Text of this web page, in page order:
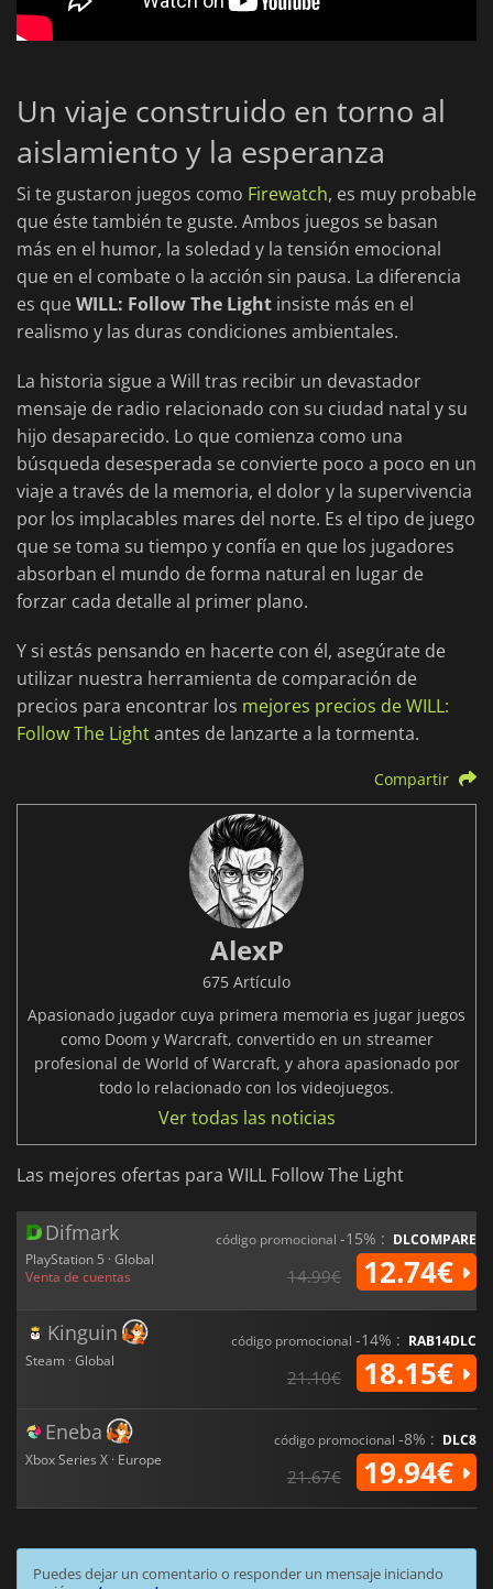
Un viaje construido en torno al
aislamiento y la esperanza
Si te gustaron juegos como Firewatch, es muy probable
que éste también te guste. Ambos juegos se basan
más en el humor, la soledad y la tensión emocional
que en el combate o la acción sin pausa. La diferencia
es queWILL: Follow The Light insiste más en el
realismo y las duras condiciones ambientales.
La historia sigue a Will tras recibir un devastador
mensaje de radio relacionado con su ciudad natal y su
hijo desaparecido. Lo que comienza como una
búsqueda desesperada se convierte poco a poco en un
viaje a través de la memoria, el dolor y la supervivencia
por los implacables mares del norte. Es el tipo de juego
que se toma su tiempo y confía en que los jugadores
absorban el mundo de forma natural en lugar de
forzar cada detalle al primer plano.
Y si estás pensando en hacerte con él, asegúrate de
utilizar nuestra herramienta de comparación de
precios para encontrar los mejores precios de WILL:
Follow The Lightantes de lanzarte a la tormenta.
Compartir
AlexP
675 Artículo
Apasionado jugador cuya primera memoria es jugar juegos
como Doom y Warcraft, convertido en un streamer
profesional de World of Warcraft, y ahora apasionado por
todo lo relacionado con los videojuegos.
Ver todas las noticias
Las mejores ofertas para WILL Follow The Light
Difmark
PlayStation 5 · Global
Venta de cuentas
código promocional -15% : DLCOMPARE
14.99€ 12.74€
Kinguin
Steam · Global
código promocional -14% : RAB14DLC
21.10€ 18.15€
Eneba
Xbox Series X · Europe
código promocional -8% : DLC8
21.67€ 19.94€
Puedes dejar un comentario o responder un mensaje iniciando